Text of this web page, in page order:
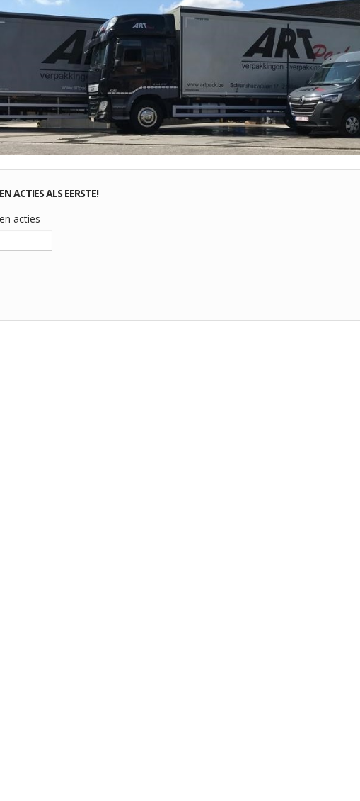
ACTIES ALS EERSTE!
acties